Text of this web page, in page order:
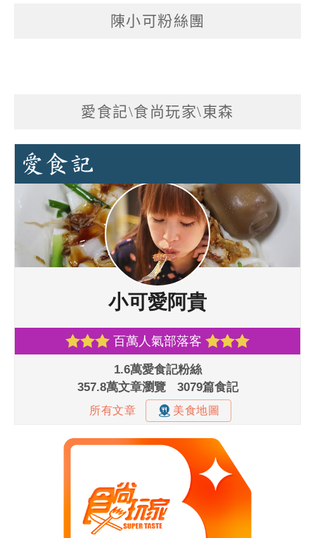
陳小可粉絲團
愛食記\食尚玩家\東森